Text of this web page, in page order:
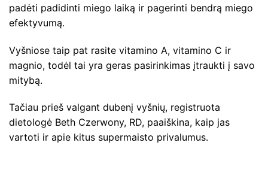
padėti padidinti miego laiką ir pagerinti bendrą miego
efektyvumą.
Vyšniose taip pat rasite vitamino A, vitamino C ir
magnio, todėl tai yra geras pasirinkimas įtraukti į savo
mitybą.
Tačiau prieš valgant dubenį vyšnių, registruota
dietologė Beth Czerwony, RD, paaiškina, kaip jas
vartoti ir apie kitus supermaisto privalumus.